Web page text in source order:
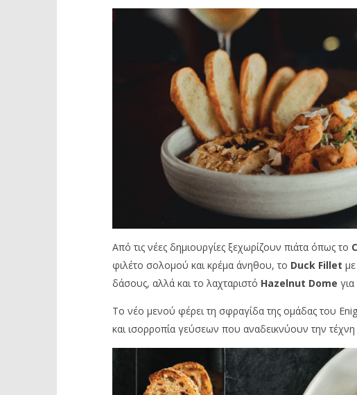
Από τις νέες δημιουργίες ξεχωρίζουν πιάτα όπως το
φιλέτο σολομού και κρέμα άνηθου, το Duck Fillet
δάσους, αλλά και το λαχταριστό Hazelnut Dome
Το νέο μενού φέρει τη σφραγίδα της ομάδας του
και ισορροπία γεύσεων που αναδεικνύουν την τέχνη